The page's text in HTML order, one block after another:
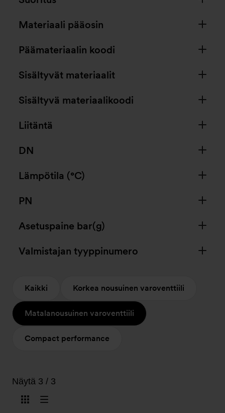
Materiaali pääosin
Päämateriaalin koodi
Sisältyvät materiaalit
Sisältyvä materiaalikoodi
Liitäntä
DN
Lämpötila (°C)
PN
Asetuspaine bar(g)
Valmistajan tyyppinumero
Kaikki Korkea nousuinen varoventtiili
Matalanousuinen varoventtiili
Compact performance
Näytä 3 / 3
Näytä
Näytä